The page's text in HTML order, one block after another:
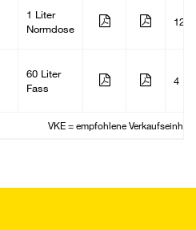
1 Liter
Normdose
12
60 Liter
Fass
4
VKE = empfohlene Verkaufseinheit